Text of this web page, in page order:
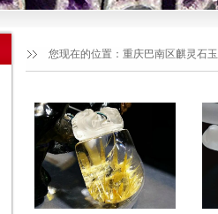
您现在的位置： 重庆巴南区麒灵石